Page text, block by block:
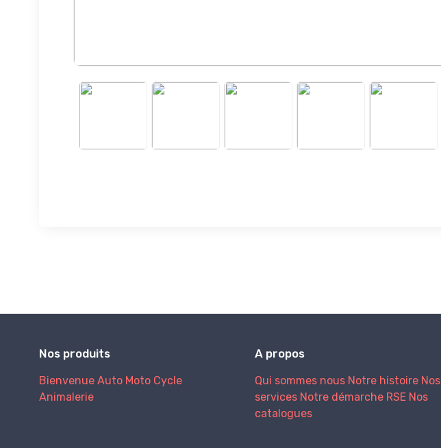
Nos produits
Bienvenue Auto Moto Cycle
Animalerie
A propos
Qui sommes nous Notre histoire Nos
services Notre démarche RSE Nos
catalogues